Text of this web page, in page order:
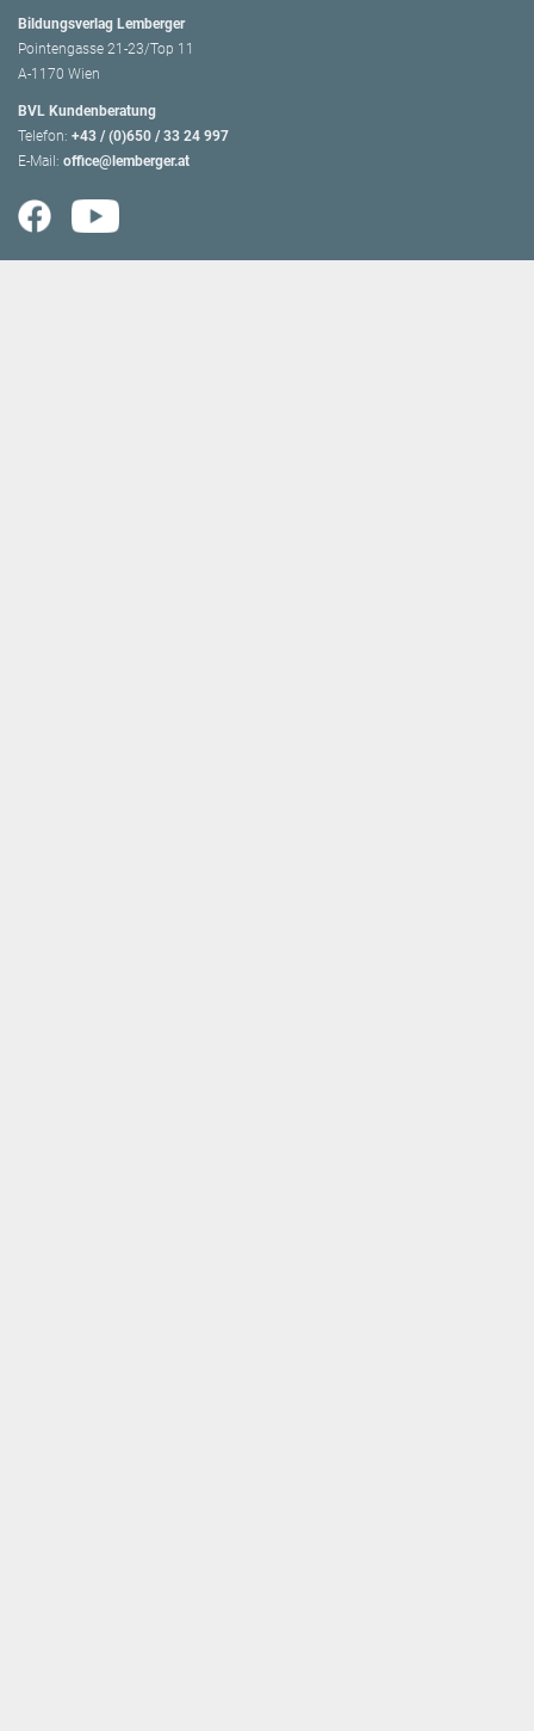
Bildungsverlag Lemberger
Pointengasse 21-23/Top 11
A-1170 Wien
BVL Kundenberatung
Telefon: +43 / (0)650 / 33 24 997
E-Mail: office@lemberger.at